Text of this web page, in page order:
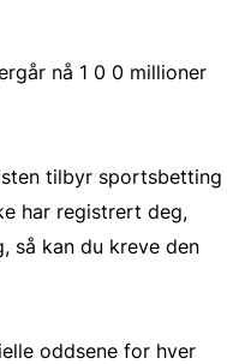
nå 1 0 0 millioner
tilbyr sportsbetting
har registrert deg,
så kan du kreve den
oddsene for hver